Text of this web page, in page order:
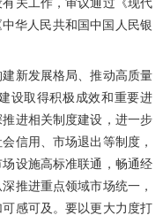
关工作，审议通过《现代
华人民共和国中国人民银
新发展格局、推动高质量
设取得积极成效和重要进
进相关制度建设，进一步
信用、市场退出等制度，
设施高标准联通，畅通经
推进重点领域市场统一，
感可及。要以更大力度打